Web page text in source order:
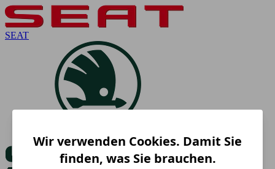
SEAT
Wir verwenden Cookies. Damit Sie
finden, was Sie brauchen.